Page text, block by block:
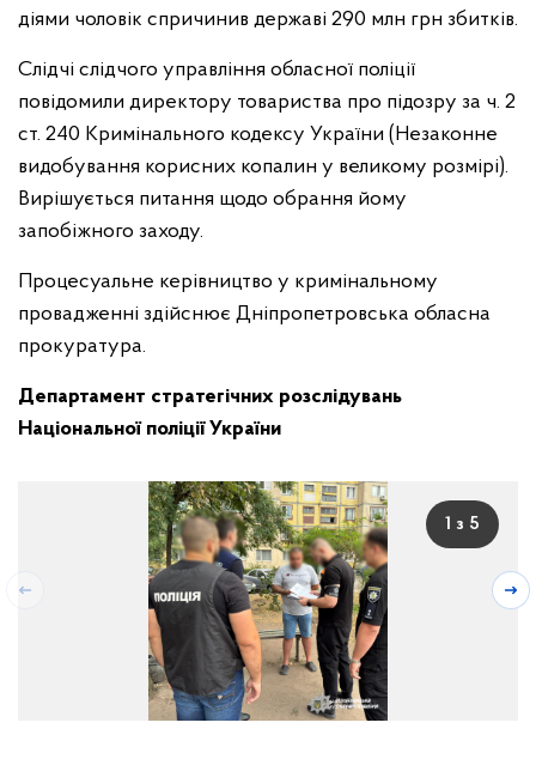
діями чоловік спричинив державі 290 млн грн збитків.
Слідчі слідчого управління обласної поліції
повідомили директору товариства про підозру за ч. 2
ст. 240 Кримінального кодексу України (Незаконне
видобування корисних копалин у великому розмірі).
Вирішується питання щодо обрання йому
запобіжного заходу.
Процесуальне керівництво у кримінальному
провадженні здійснює Дніпропетровська обласна
прокуратура.
Департамент стратегічних розслідувань
Національної поліції України
1 з 5